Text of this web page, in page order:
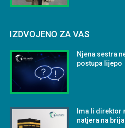
IZDVOJENO ZA VAS
Njena sestra
postupa lijepo
Ima li direktor
natjera na